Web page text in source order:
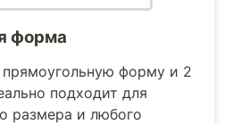
форма
форму и 2
подходит для
размера и любого